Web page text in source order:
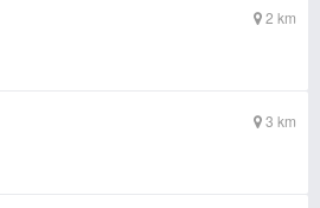
2 km
3 km